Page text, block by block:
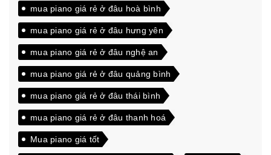
mua piano giá rẻ ở đâu hoà bình
mua piano giá rẻ ở đâu hưng yên
mua piano giá rẻ ở đâu nghệ an
mua piano giá rẻ ở đâu quảng bình
mua piano giá rẻ ở đâu thái bình
mua piano giá rẻ ở đâu thanh hoá
Mua piano giá tốt